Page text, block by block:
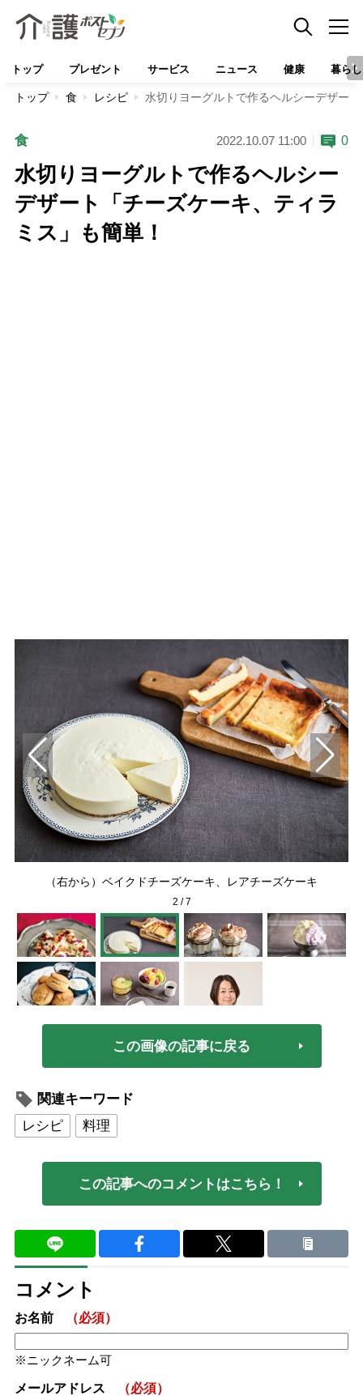
トップ プレゼント サービス ニュース 健康 暮らし
トップ 食 レシピ 水切りヨーグルトで作るヘルシーデザー
食 2022.10.07 11:00 0
水切りヨーグルトで作るヘルシー
デザート「チーズケーキ、ティラ
ミス」も簡単！
（右から）ベイクドチーズケーキ、レアチーズケーキ
2 /7
この画像の記事に戻る
関連キーワード
レシピ
料理
この記事へのコメントはこちら！
コメント
お名前 （必須）
ニックネーム可
メールアドレス （必須）